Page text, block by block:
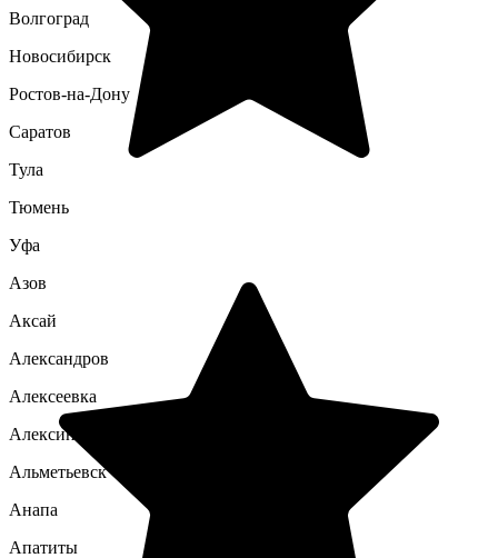
Волгоград
Новосибирск
Ростов-на-Дону
Саратов
Тула
Тюмень
Уфа
Азов
Аксай
Александров
Алексеевка
Алексин
Альметьевск
Анапа
Апатиты